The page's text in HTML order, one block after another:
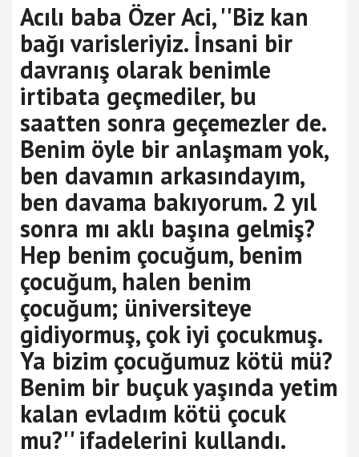
Acılı baba Özer Aci, ''Biz kan
bağı varisleriyiz. İnsani bir
davranış olarak benimle
irtibata geçmediler, bu
saatten sonra geçemezler de.
Benim öyle bir anlaşmam yok,
ben davamın arkasındayım,
ben davama bakıyorum. 2 yıl
sonra mı aklı başına gelmiş?
Hep benim çocuğum, benim
çocuğum, halen benim
çocuğum; üniversiteye
gidiyormuş, çok iyi çocukmuş.
Ya bizim çocuğumuz kötü mü?
Benim bir buçuk yaşında yetim
kalan evladım kötü çocuk
mu?'' ifadelerini kullandı.